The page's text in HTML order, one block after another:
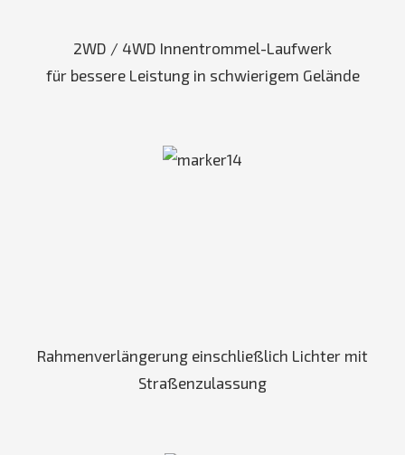
2WD / 4WD Innentrommel-Laufwerk
für bessere Leistung in schwierigem Gelände
Rahmenverlängerung einschließlich Lichter mit
Straßenzulassung